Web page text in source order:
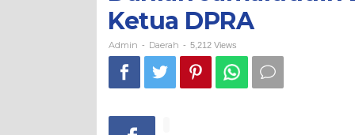
Plt
Ketua
DPRA
Ketua DPRA
Admin - Daerah - 5,212 Views